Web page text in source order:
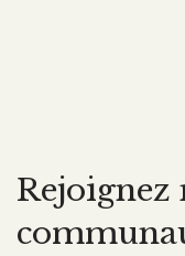
Rejoignez